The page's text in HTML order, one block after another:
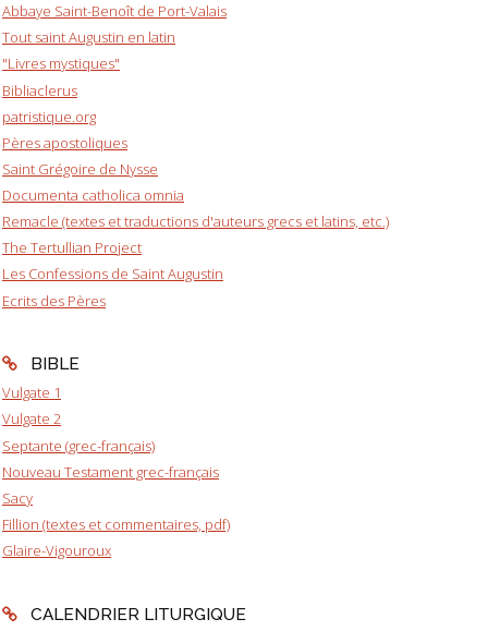
Abbaye Saint-Benoît de Port-Valais
Tout saint Augustin en latin
"Livres mystiques"
Bibliaclerus
patristique.org
Pères apostoliques
Saint Grégoire de Nysse
Documenta catholica omnia
Remacle (textes et traductions d'auteurs grecs et latins, etc.)
The Tertullian Project
Les Confessions de Saint Augustin
Ecrits des Pères
BIBLE
Vulgate 1
Vulgate 2
Septante (grec-français)
Nouveau Testament grec-français
Sacy
Fillion (textes et commentaires, pdf)
Glaire-Vigouroux
CALENDRIER LITURGIQUE